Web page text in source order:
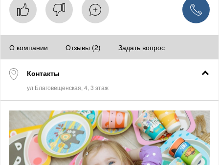
О компании Отзывы (2) Задать вопрос
Контакты